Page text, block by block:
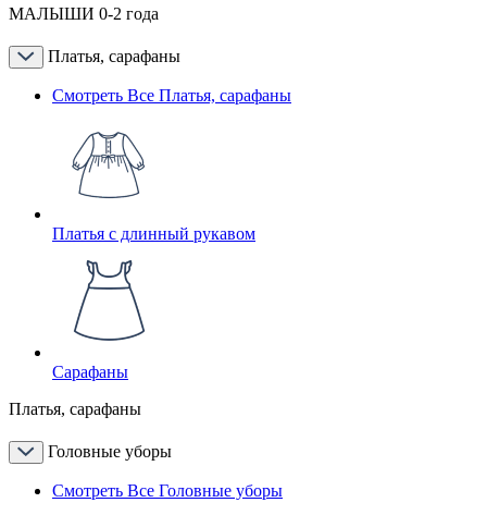
МАЛЫШИ 0-2 года
Платья, сарафаны
Смотреть Все Платья, сарафаны
Платья с длинный рукавом
Сарафаны
Платья, сарафаны
Головные уборы
Смотреть Все Головные уборы